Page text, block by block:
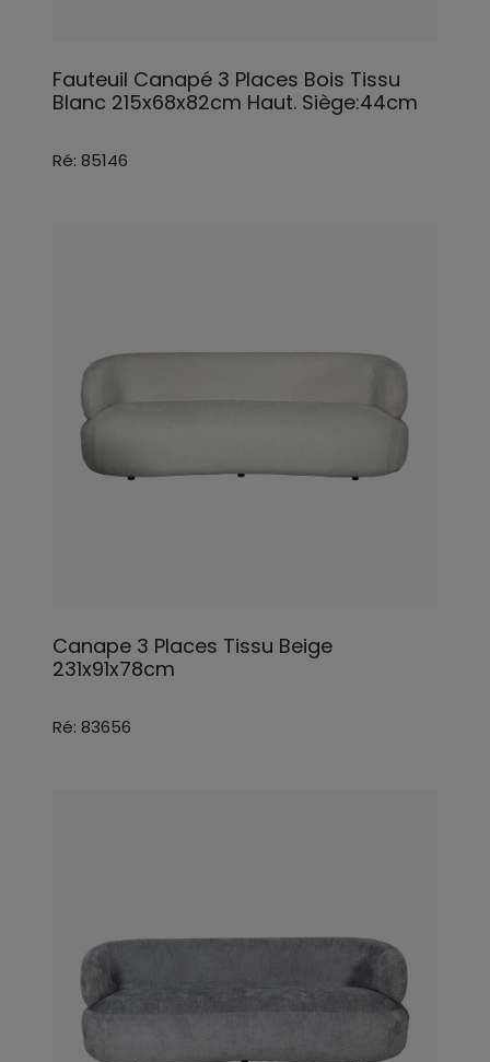
Fauteuil Canapé 3 Places Bois Tissu
Blanc 215x68x82cm Haut. Siège:44cm
Ré: 85146
Canape 3 Places Tissu Beige
231x91x78cm
Ré: 83656